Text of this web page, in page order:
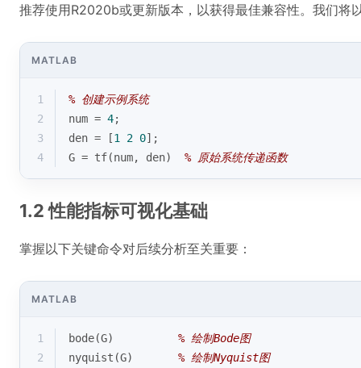
推荐使用R2020b或更新版本，以获得最佳兼容性。我们将
MATLAB
1
% 创建示例系统
2
num = 4;
3
den = [1 2 0];
4
G = tf(num, den) % 原始系统传递函数
1.2 性能指标可视化基础
掌握以下关键命令对后续分析至关重要：
MATLAB
1 bode(G) % 绘制Bode图
2
nyquist(G) % 绘制Nyquist图